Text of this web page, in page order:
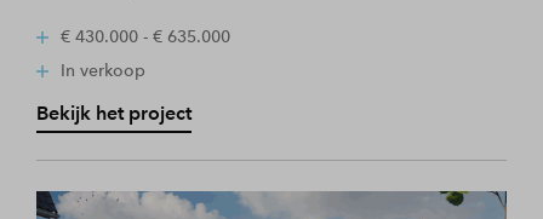
€ 430.000 - € 635.000
In verkoop
Bekijk het project